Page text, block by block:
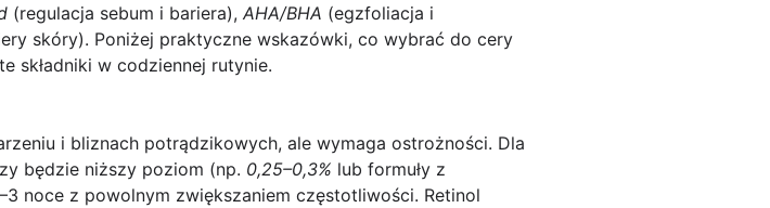
(regulacja sebum i bariera), AHA/BHA (egzfoliacja i
skóry). Poniżej praktyczne wskazówki, co wybrać do cery
składniki w codziennej rutynie.
i bliznach potrądzikowych, ale wymaga ostrożności. Dla
będzie niższy poziom (np. 0,25–0,3% lub formuły z
noce z powolnym zwiększaniem częstotliwości. Retinol